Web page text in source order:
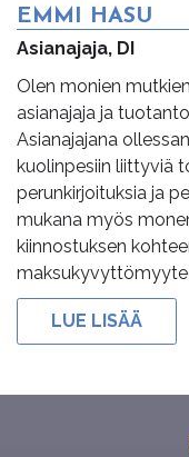
EMMI HASU
Asianajaja, DI
Olen monien
asianajaja ja
Asianajajana
kuolinpesiin liittyviä
perunkirjoituksia ja
mukana myös
kiinnostuksen
LUE LISÄÄ